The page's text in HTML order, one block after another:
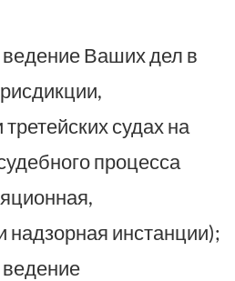
Ваших дел в
судах на
процесса
надзорная инстанции);